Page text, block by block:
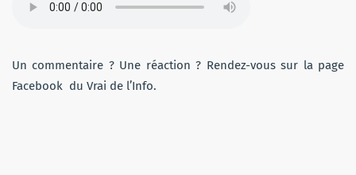
Un commentaire ? Une réaction ? Rendez-vous sur la page
Facebook du Vrai de l’Info.